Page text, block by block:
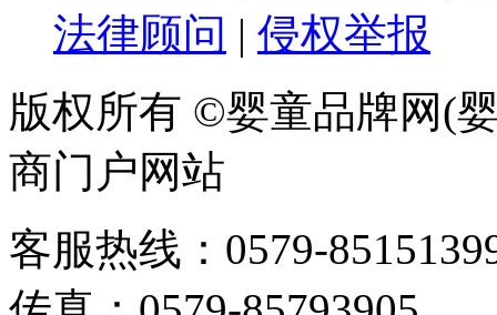
法律顾问 | 侵权举报
版权所有 ©婴童品牌网(
商门户网站
客服热线：0579-